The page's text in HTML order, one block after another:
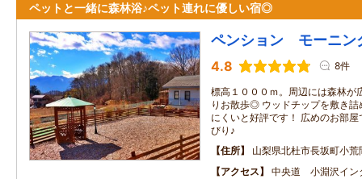
ペットと一緒に森林浴♪ペット連れに優しい宿◎
ペンション モーニン
4.8 8件
標高１０００ｍ。周辺には森林が
りお散歩◎ ウッドチップを敷き
にくいと好評です！ 広めのお部
びり♪
住所
山梨県北杜市長坂町小荒
アクセス
中央道 小淵沢イン